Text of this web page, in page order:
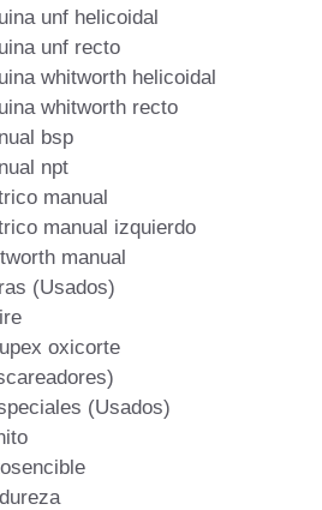
unf helicoidal
unf recto
whitworth helicoidal
whitworth recto
bsp
npt
manual
manual izquierdo
manual
(Usados)
oxicorte
(Usados)